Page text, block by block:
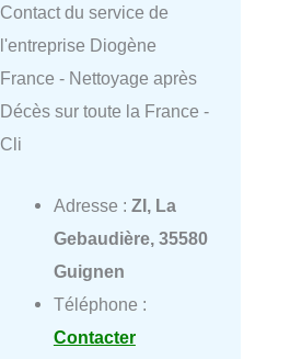
Contact du service de
l'entreprise Diogène
France - Nettoyage après
Décès sur toute la France -
Cli
Adresse : ZI, La
Gebaudière, 35580
Guignen
Téléphone :
Contacter